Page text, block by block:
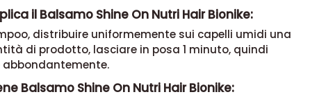
il Balsamo Shine On Nutri Hair Bionike:
distribuire uniformemente sui capelli umidi una
di prodotto, lasciare in posa 1 minuto, quindi
Balsamo Shine On Nutri Hair Bionike: